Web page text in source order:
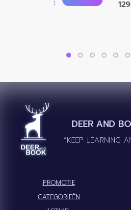
DEER AND
“KEEP LEARNING
PROMOTIE
CATEGORIEËN